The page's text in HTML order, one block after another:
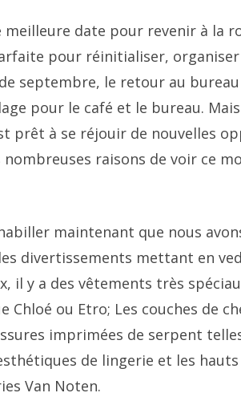
date pour revenir à la
pour réinitialiser,
septembre, le retour au
pour le café et le bureau.
prêt à se réjouir de nouvelles
raisons de voir ce
maintenant que nous
divertissements mettant en
il y a des vêtements très
ou Etro; Les couches de
imprimées de serpent
de lingerie et les
Van Noten.